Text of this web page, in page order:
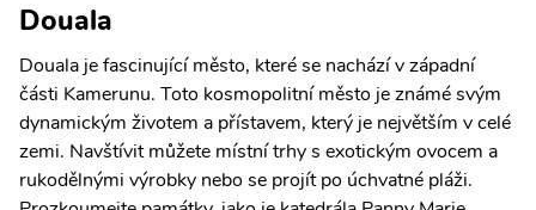
Douala
Douala je fascinující město, které se nachází v západní
části Kamerunu. Toto kosmopolitní město je známé svým
dynamickým životem a přístavem, který je největším v celé
zemi. Navštívit můžete místní trhy s exotickým ovocem a
rukodělnými výrobky nebo se projít po úchvatné pláži.